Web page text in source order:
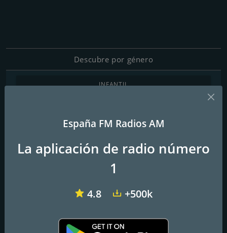
Descubre por género
INFANTIL
MÚSICA CLÁSICA
COMEDIA
COUNTRY
DANCE / ELECTRÓNICA
INTERNACIONAL
España FM Radios AM
La aplicación de radio número
1
4.8 +500k